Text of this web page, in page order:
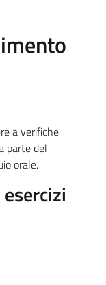
a verifiche
parte del
orale.